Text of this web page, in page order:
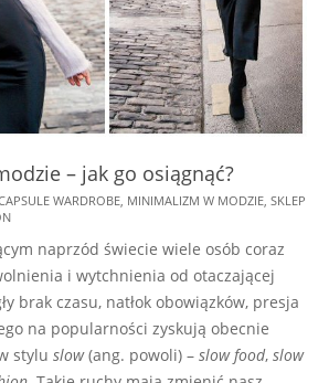
– jak go osiągnąć?
WARDROBE, MINIMALIZM W MODZIE, SKLEP
naprzód świecie wiele osób coraz
i wytchnienia od otaczającej
brak czasu, natłok obowiązków, presja
na popularności zyskują obecnie
stylu slow(ang. powoli) – slow food, slow